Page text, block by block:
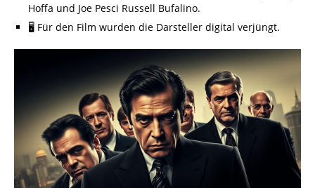
Hoffa und Joe Pesci Russell Bufalino.
🖥️ Für den Film wurden die Darsteller digital verjüngt.